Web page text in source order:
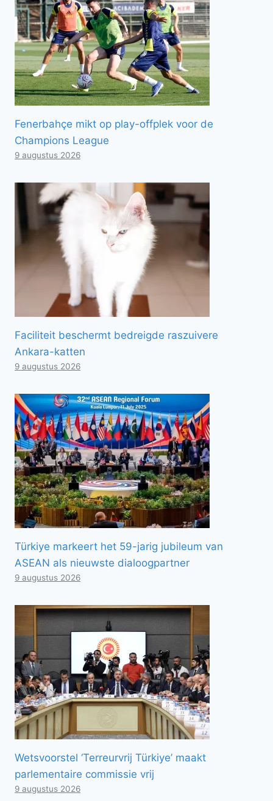
Fenerbahçe mikt op play-offplek voor de
Champions League
9 augustus 2026
Faciliteit beschermt bedreigde raszuivere
Ankara-katten
9 augustus 2026
Türkiye markeert het 59-jarig jubileum van
ASEAN als nieuwste dialoogpartner
9 augustus 2026
Wetsvoorstel ‘Terreurvrij Türkiye’ maakt
parlementaire commissie vrij
9 augustus 2026